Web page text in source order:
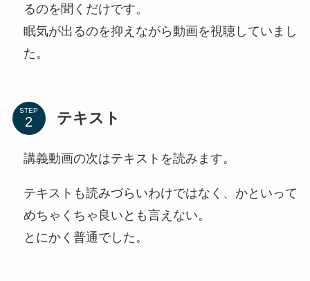
るのを聞くだけです。
眠気が出るのを抑えながら動画を視聴していまし
た。
STEP テキスト
講義動画の次はテキストを読みます。
テキストも読みづらいわけではなく、かといって
めちゃくちゃ良いとも言えない。
とにかく普通でした。